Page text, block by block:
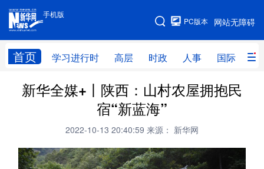
手机版
网站无障碍
PC版本
首页 学习进行时 高层 时政 人事 国际 财
手机版
网站地图
学习进行时 高层 时政 人事
财经 网评
全球连线
科技 科创 量子
新华全媒+丨陕西：山村农屋拥抱民
宿“新蓝海”
2022-10-13 20:40:59 来源： 新华网